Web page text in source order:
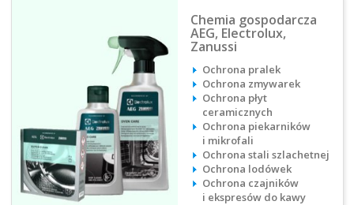
Chemia gospodarcza
AEG, Electrolux,
Zanussi
Ochrona pralek
Ochrona zmywarek
Ochrona płyt
ceramicznych
Ochrona piekarników
i mikrofali
Ochrona stali szlachetnej
Ochrona lodówek
Ochrona czajników
i ekspresów do kawy